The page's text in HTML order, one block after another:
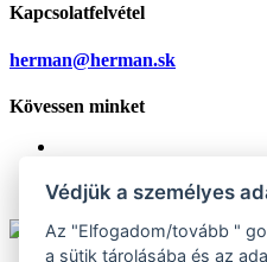
Kapcsolatfelvétel
herman@herman.sk
Kövessen minket
Védjük a személyes
Az "Elfogadom/tovább "
a sütik tárolásába és az